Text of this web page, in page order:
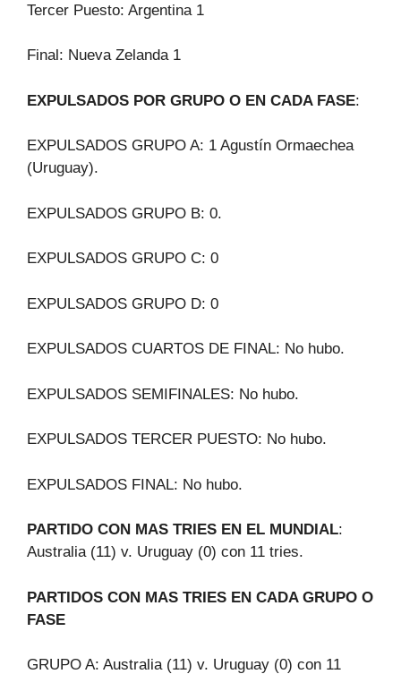
Tercer Puesto: Argentina 1
Final: Nueva Zelanda 1
EXPULSADOS POR GRUPO O EN CADA FASE:
EXPULSADOS GRUPO A: 1 Agustín Ormaechea
(Uruguay).
EXPULSADOS GRUPO B: 0.
EXPULSADOS GRUPO C: 0
EXPULSADOS GRUPO D: 0
EXPULSADOS CUARTOS DE FINAL: No hubo.
EXPULSADOS SEMIFINALES: No hubo.
EXPULSADOS TERCER PUESTO: No hubo.
EXPULSADOS FINAL: No hubo.
PARTIDO CON MAS TRIES EN EL MUNDIAL:
Australia (11) v. Uruguay (0) con 11 tries.
PARTIDOS CON MAS TRIES EN CADA GRUPO O
FASE
GRUPO A: Australia (11) v. Uruguay (0) con 11